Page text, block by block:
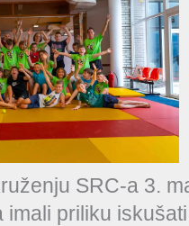
SRC-a 3.
imali priliku